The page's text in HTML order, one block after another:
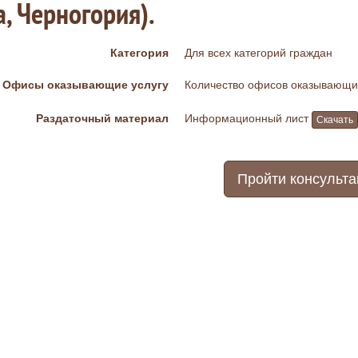
Черногория).
Категория Для всех категорий граждан
Офисы оказывающие услугу Количество офисов
Раздаточный материал Информационный лист Скачать
Пройти